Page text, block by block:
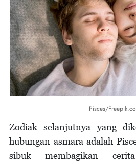
Pisces/
Zodiak selanjutnya yang
hubungan asmara adalah
sibuk membagikan